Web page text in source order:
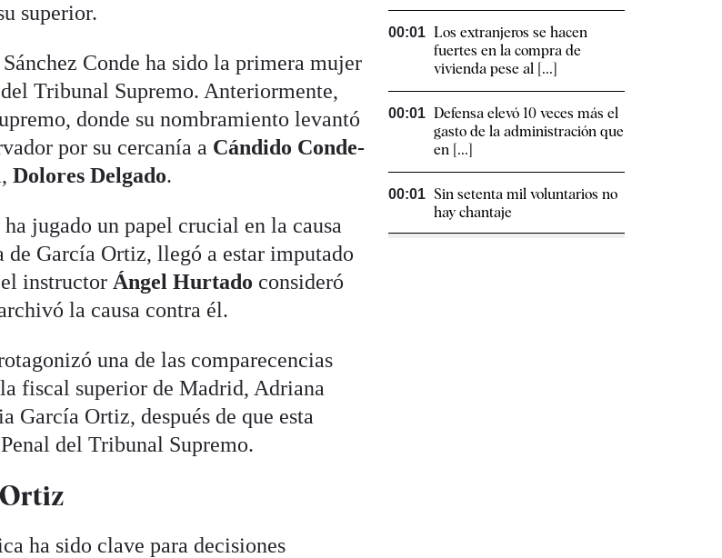
superior.
Conde ha sido la primera mujer
Tribunal Supremo. Anteriormente,
donde su nombramiento levantó
por su cercanía a Cándido Conde-
Dolores Delgado.
jugado un papel crucial en la causa
García Ortiz, llegó a estar imputado
instructor Ángel Hurtado consideró
la causa contra él.
una de las comparecencias
fiscal superior de Madrid, Adriana
García Ortiz, después de que esta
del Tribunal Supremo.
ha sido clave para decisiones
00:01 Los extranjeros se hacen
fuertes en la compra de
vivienda pese al [...]
00:01 Defensa elevó 10 veces más el
gasto de la administración que
en [...]
00:01 Sin setenta mil voluntarios no
hay chantaje